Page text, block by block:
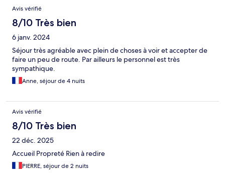
Avis vérifié
8/10 Très bien
6 janv. 2024
Séjour très agréable avec plein de choses à voir et accepter de
faire un peu de route. Par ailleurs le personnel est très
sympathique.
Anne, séjour de 4 nuits
Avis vérifié
8/10 Très bien
22 déc. 2025
Accueil Propreté Rien à redire
PIERRE, séjour de 2 nuits